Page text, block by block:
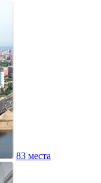
83 места